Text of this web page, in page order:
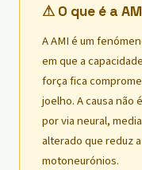
⚠ O que é a
A AMI é um
em que a
força fica
joelho. A causa não
por via neural,
alterado que reduz
motoneurónios.